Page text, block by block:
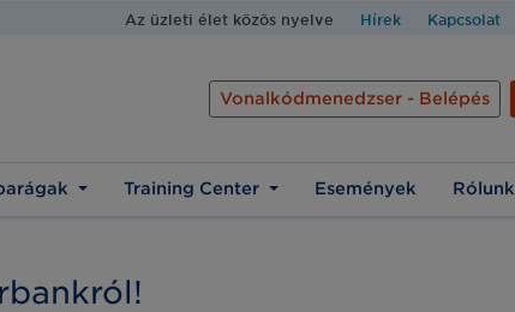
Az üzleti élet közös nyelve Hírek Kapcsolat
Vonalkódmenedzser - Belépés
Training Center Események Rólunk